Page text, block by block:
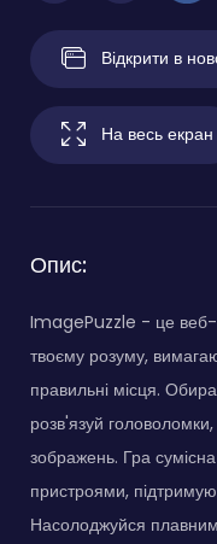
Відкрити в
На весь екран
Опис:
ImagePuzzle - це веб-
твоєму розуму,
правильні місця.
розв'язуй
зображень. Гра
пристроями,
Насолоджуйся